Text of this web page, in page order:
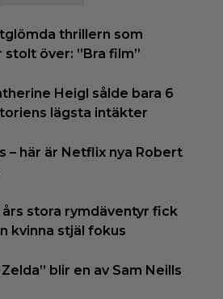
thrillern som
stolt över: ”Bra film”
Heigl sålde bara 6
lägsta intäkter
– här är Netflix nya Robert
års stora rymdäventyr fick
kvinna stjäl fokus
blir en av Sam Neills